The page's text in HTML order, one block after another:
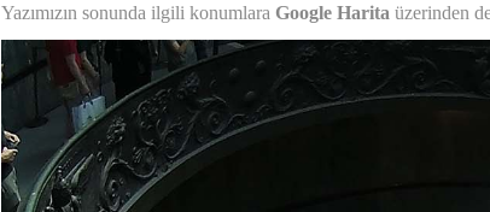
Yazımızın sonunda ilgili konumlara Google Harita üzerinden